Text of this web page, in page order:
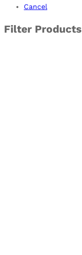
Cancel
Filter Products